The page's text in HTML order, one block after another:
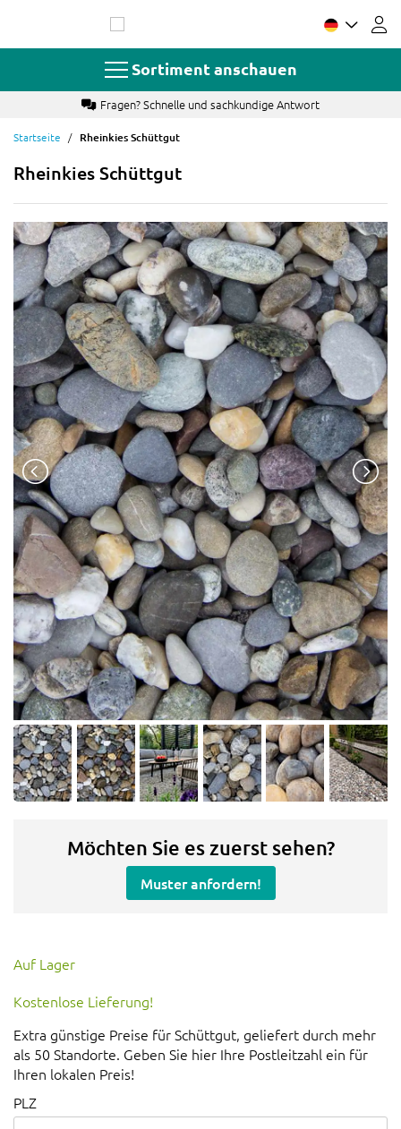
springen
Sortiment anschauen
Fragen? Schnelle und sachkundige Antwort
Startseite Rheinkies Schüttgut
Rheinkies Schüttgut
Möchten Sie es zuerst sehen?
Muster anfordern!
Auf Lager
Kostenlose Lieferung!
Extra günstige Preise für Schüttgut, geliefert durch mehr
als 50 Standorte. Geben Sie hier Ihre Postleitzahl ein für
Ihren lokalen Preis!
PLZ